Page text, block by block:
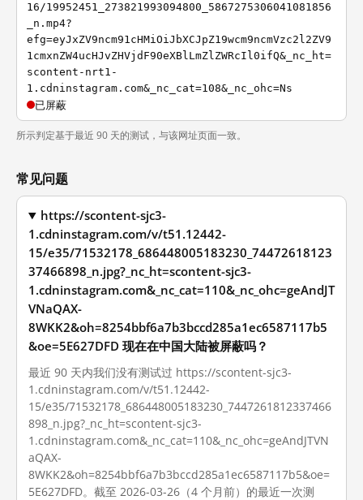
16/19952451_273821993094800_5867275306041081856
_n.mp4?
efg=eyJxZV9ncm91cHMiOiJbXCJpZ19wcm9ncmVzc2l2ZV9
1cmxnZW4ucHJvZHVjdF90eXBlLmZlZWRcIl0ifQ&_nc_ht=
scontent-nrt1-
1.cdninstagram.com&_nc_cat=108&_nc_ohc=Ns
已屏蔽
所示判定基于最近 90 天的测试，与该网址页面一致。
常见问题
https://scontent-sjc3-
1.cdninstagram.com/v/t51.12442-
15/e35/71532178_686448005183230_74472618123
37466898_n.jpg?_nc_ht=scontent-sjc3-
1.cdninstagram.com&_nc_cat=110&_nc_ohc=geAndJT
VNaQAX-
8WKK2&oh=8254bbf6a7b3bccd285a1ec6587117b5
&oe=5E627DFD 现在在中国大陆被屏蔽吗？
最近 90 天内我们没有测试过 https://scontent-sjc3-
1.cdninstagram.com/v/t51.12442-
15/e35/71532178_686448005183230_7447261812337466
898_n.jpg?_nc_ht=scontent-sjc3-
1.cdninstagram.com&_nc_cat=110&_nc_ohc=geAndJTVN
aQAX-
8WKK2&oh=8254bbf6a7b3bccd285a1ec6587117b5&oe=
5E627DFD。截至 2026-03-26（4 个月前）的最近一次测